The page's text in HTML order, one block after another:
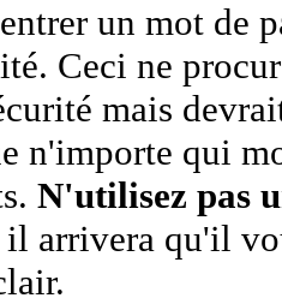
un mot de
Ceci ne
mais
n'importe qui
N'utilisez pas
arrivera qu'il